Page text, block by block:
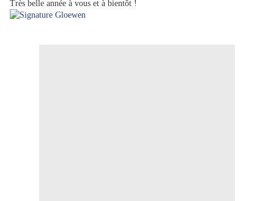
Très belle année à vous et à bientôt !